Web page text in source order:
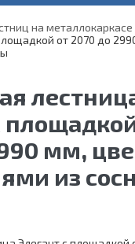
на металлокаркасе
от 2070 до
мм,
из